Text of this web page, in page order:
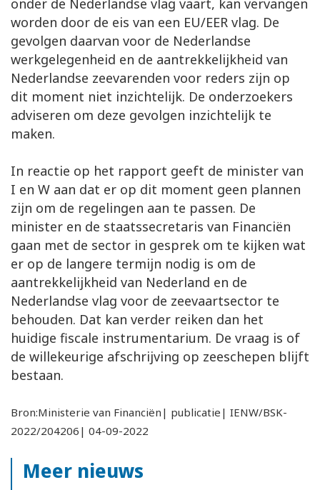
onder de Nederlandse vlag vaart, kan vervangen
worden door de eis van een EU/EER vlag. De
gevolgen daarvan voor de Nederlandse
werkgelegenheid en de aantrekkelijkheid van
Nederlandse zeevarenden voor reders zijn op
dit moment niet inzichtelijk. De onderzoekers
adviseren om deze gevolgen inzichtelijk te
maken.
In reactie op het rapport geeft de minister van
I en W aan dat er op dit moment geen plannen
zijn om de regelingen aan te passen. De
minister en de staatssecretaris van Financiën
gaan met de sector in gesprek om te kijken wat
er op de langere termijn nodig is om de
aantrekkelijkheid van Nederland en de
Nederlandse vlag voor de zeevaartsector te
behouden. Dat kan verder reiken dan het
huidige fiscale instrumentarium. De vraag is of
de willekeurige afschrijving op zeeschepen blijft
bestaan.
Bron:Ministerie van Financiën| publicatie| IENW/BSK-
2022/204206| 04-09-2022
Meer nieuws